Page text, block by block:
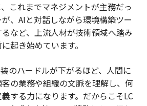
激変──中国のシェアが半減、ベトナムが首位
advertisement
これまでマネジメントが主務だっ
、AIと対話しながら環境構築ツー
など、上流人材が技術領域へ踏み
起き始めています。
のハードルが下がるほど、人間に
の業務や組織の文脈を理解し、何
する力になります。だからこそLC